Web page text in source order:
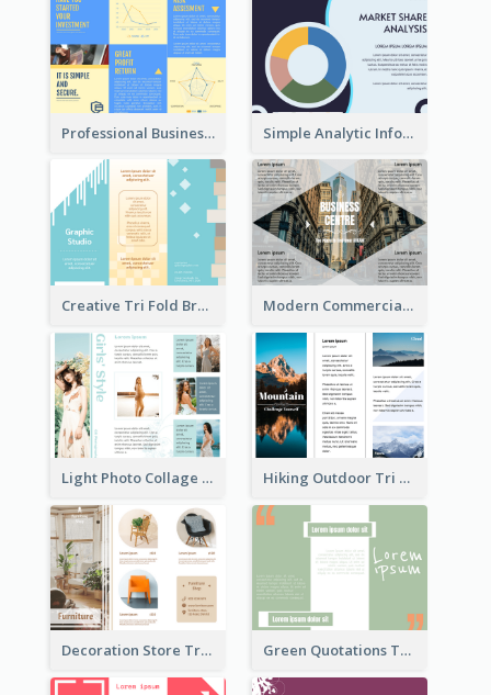
Professional Business Informational Tri Fold Brochure Simple Analytic Informational Brochure
Creative Tri Fold Brochure Modern Commercial Real Estate Brochure
Light Photo Collage Tri Fold Brochure Hiking Outdoor Tri Fold Brochure
Decoration Store Tri Fold Brochure Green Quotations Tri Fold Brochure